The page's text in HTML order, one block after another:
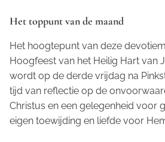
Het toppunt van de maand
Het hoogtepunt van deze
Hoogfeest van het Heilig Hart van
wordt op de derde vrijdag na
tijd van reflectie op de
Christus en een gelegenheid voor
eigen toewijding en liefde voor